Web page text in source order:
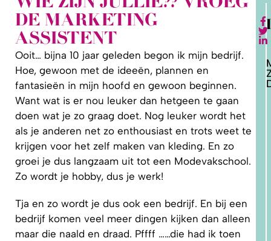
DE MARKETING
ASSISTENT
Ooit… bijna 10 jaar geleden begon ik mijn bedrijf.
Hoe, gewoon met de ideeën, plannen en
fantasieën in mijn hoofd en gewoon beginnen.
Want wat is er nou leuker dan hetgeen te gaan
doen wat je zo graag doet. Nog leuker wordt het
als je anderen net zo enthousiast en trots weet te
krijgen voor het zelf maken van kleding. En zo
groei je dus langzaam uit tot een Modevakschool.
Zo wordt je hobby, dus je werk!
Tja en zo wordt je dus ook een bedrijf. En bij een
bedrijf komen veel meer dingen kijken dan alleen
maar die naald en draad. Pffff ……die had ik toen
2. HOE
LEER IK
OP MAAT